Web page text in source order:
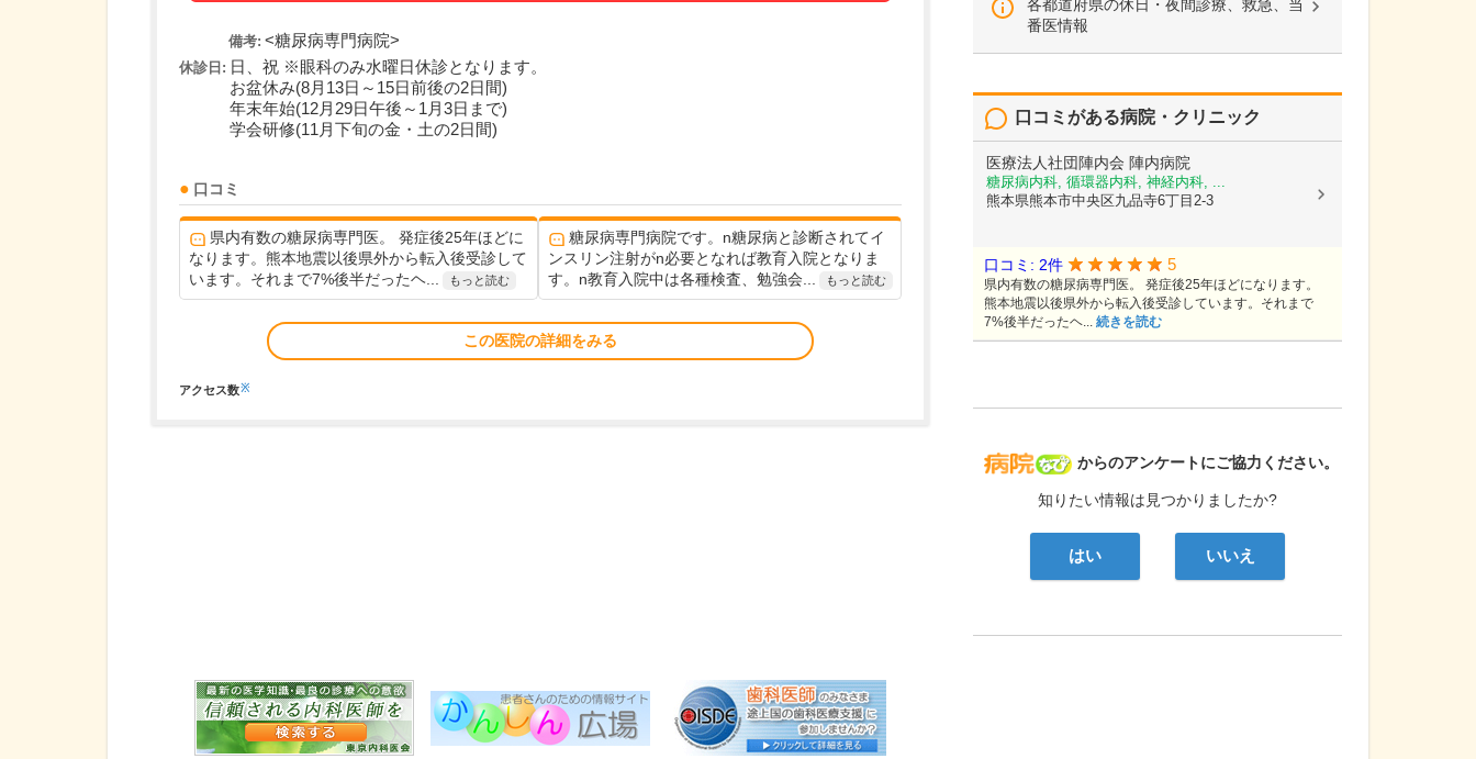
備考: <糖尿病専門病院>
休診日: 日、祝 ※眼科のみ水曜日休診となります。
お盆休み(8月13日～15日前後の2日間)
年末年始(12月29日午後～1月3日まで)
学会研修(11月下旬の金・土の2日間)
口コミ
県内有数の糖尿病専門医。 発症後25年ほどに
なります。熊本地震以後県外から転入後受診して
います。それまで7%後半だったヘ...
もっと読む
糖尿病専門病院です。n糖尿病と診断されてイ
ンスリン注射がn必要となれば教育入院となりま
す。n教育入院中は各種検査、勉強会...
もっと読む
この医院の詳細をみる
アクセス数※
各都道府県の休日・夜間診療、救急、当
番医情報
病院なび
からのアンケートにご協力ください。
知りたい情報は見つかりましたか?
はい いいえ
口コミがある病院・クリニック
医療法人社団陣内会 陣内病院
糖尿病内科, 循環器内科, 神経内科, ...
熊本県熊本市中央区九品寺6丁目2-3
口コミ: 2件 5
県内有数の糖尿病専門医。 発症後25年ほどになります。
熊本地震以後県外から転入後受診しています。それまで
7%後半だったヘ... 続きを読む